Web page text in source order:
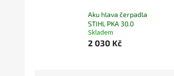
Aku hlava čerpadla
STIHL PKA 30.0
Skladem
2 030 Kč